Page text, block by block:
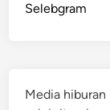
Selebgram
Media hiburan